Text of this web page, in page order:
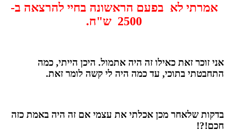
אמרתי לא בפעם הראשונה בחיי להרצאה ב-
2500 ש"ח.
אני זוכר זאת כאילו זה היה אתמול. היכן הייתי, כמה
התחבטתי בתוכי, עד כמה היה לי קשה לומר זאת.
בדקות שלאחר מכן אכלתי את עצמי אם זה היה באמת כזה
חכם!?!